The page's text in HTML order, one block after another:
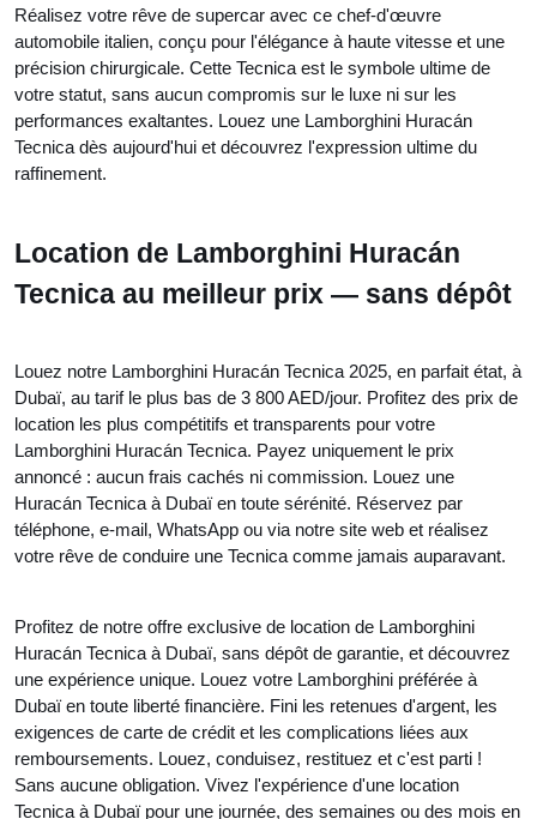
Réalisez votre rêve de supercar avec ce chef-d'œuvre
automobile italien, conçu pour l'élégance à haute vitesse et une
précision chirurgicale. Cette Tecnica est le symbole ultime de
votre statut, sans aucun compromis sur le luxe ni sur les
performances exaltantes. Louez une Lamborghini Huracán
Tecnica dès aujourd'hui et découvrez l'expression ultime du
raffinement.
Location de Lamborghini Huracán
Tecnica au meilleur prix — sans dépôt
Louez notre Lamborghini Huracán Tecnica 2025, en parfait état, à
Dubaï, au tarif le plus bas de 3 800 AED/jour. Profitez des prix de
location les plus compétitifs et transparents pour votre
Lamborghini Huracán Tecnica. Payez uniquement le prix
annoncé : aucun frais cachés ni commission. Louez une
Huracán Tecnica à Dubaï en toute sérénité. Réservez par
téléphone, e-mail, WhatsApp ou via notre site web et réalisez
votre rêve de conduire une Tecnica comme jamais auparavant.
Profitez de notre offre exclusive de location de Lamborghini
Huracán Tecnica à Dubaï, sans dépôt de garantie, et découvrez
une expérience unique. Louez votre Lamborghini préférée à
Dubaï en toute liberté financière. Fini les retenues d'argent, les
exigences de carte de crédit et les complications liées aux
remboursements. Louez, conduisez, restituez et c'est parti !
Sans aucune obligation. Vivez l'expérience d'une location
Tecnica à Dubaï pour une journée, des semaines ou des mois en